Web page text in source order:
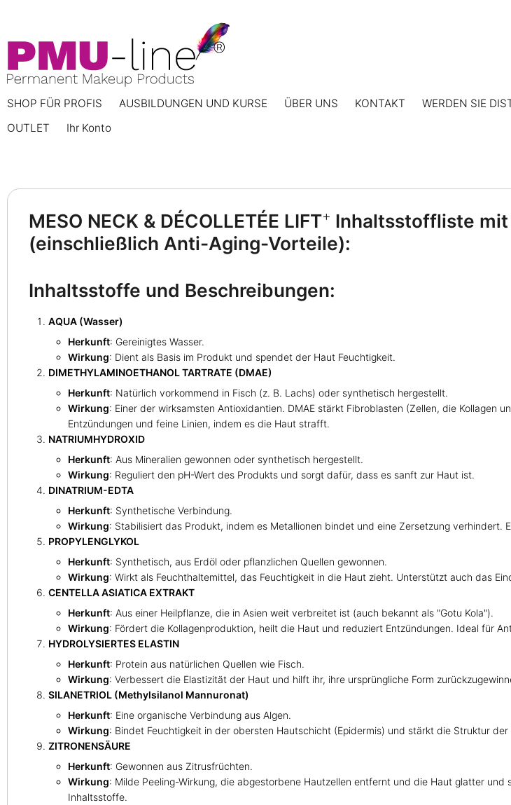
SHOP FÜR PROFIS AUSBILDUNGEN UND KURSE ÜBER UNS KONTAKT WERDEN SIE
OUTLET
Ihr Konto
MESO NECK & DÉCOLLETÉE LIFT+ Inhaltsstoffliste
(einschließlich Anti-Aging-Vorteile):
Inhaltsstoffe und Beschreibungen:
AQUA (Wasser)
Herkunft: Gereinigtes Wasser.
Wirkung: Dient als Basis im Produkt und spendet der Haut Feuchtigkeit.
DIMETHYLAMINOETHANOL TARTRATE (DMAE)
Herkunft: Natürlich vorkommend in Fisch (z. B. Lachs) oder synthetisch hergestellt.
Wirkung: Einer der wirksamsten Antioxidantien. DMAE stärkt Fibroblasten (Zellen, die
Entzündungen und feine Linien, indem es die Haut strafft.
NATRIUMHYDROXID
Herkunft: Aus Mineralien gewonnen oder synthetisch hergestellt.
Wirkung: Reguliert den pH-Wert des Produkts und sorgt dafür, dass es sanft zur Haut ist.
DINATRIUM-EDTA
Herkunft: Synthetische Verbindung.
Wirkung: Stabilisiert das Produkt, indem es Metallionen bindet und eine Zersetzung verhindert.
PROPYLENGLYKOL
Herkunft: Synthetisch, aus Erdöl oder pflanzlichen Quellen gewonnen.
Wirkung: Wirkt als Feuchthaltemittel, das Feuchtigkeit in die Haut zieht. Unterstützt auch das
CENTELLA ASIATICA EXTRAKT
Herkunft: Aus einer Heilpflanze, die in Asien weit verbreitet ist (auch bekannt als "Gotu Kola").
Wirkung: Fördert die Kollagenproduktion, heilt die Haut und reduziert Entzündungen. Ideal für
HYDROLYSIERTES ELASTIN
Herkunft: Protein aus natürlichen Quellen wie Fisch.
Wirkung: Verbessert die Elastizität der Haut und hilft ihr, ihre ursprüngliche Form
SILANETRIOL (Methylsilanol Mannuronat)
Herkunft: Eine organische Verbindung aus Algen.
Wirkung: Bindet Feuchtigkeit in der obersten Hautschicht (Epidermis) und stärkt die Struktur
ZITRONENSÄURE
Herkunft: Gewonnen aus Zitrusfrüchten.
Wirkung: Milde Peeling-Wirkung, die abgestorbene Hautzellen entfernt und die Haut glatter
Inhaltsstoffe.